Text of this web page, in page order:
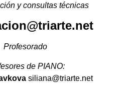
y consultas técnicas
Profesorado
de PIANO:
siliana@triarte.net